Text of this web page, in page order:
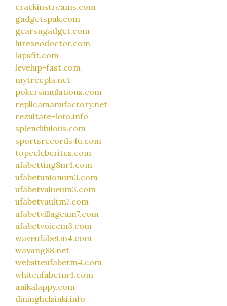
crackinstreams.com
gadgetspak.com
gearsngadget.com
hireseodoctor.com
lapsfit.com
levelup-fast.com
mytreepla.net
pokersimulations.com
replicamanufactory.net
rezultate-loto.info
splendifulous.com
sportsrecords4u.com
topceleberites.com
ufabetting8m4.com
ufabetunionum3.com
ufabetvalueum3.com
ufabetvaultm7.com
ufabetvillageum7.com
ufabetvoicem3.com
waveufabetm4.com
wayang88.net
websiteufabetm4.com
whiteufabetm4.com
anikalappy.com
dininghelsinki.info